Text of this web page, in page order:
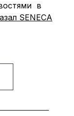
в
SENECA